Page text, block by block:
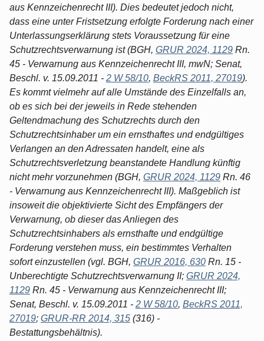
aus Kennzeichenrecht III). Dies bedeutet jedoch nicht,
dass eine unter Fristsetzung erfolgte Forderung nach einer
Unterlassungserklärung stets Voraussetzung für eine
Schutzrechtsverwarnung ist (BGH, GRUR 2024, 1129 Rn.
45 - Verwarnung aus Kennzeichenrecht III, mwN; Senat,
Beschl. v. 15.09.2011 - 2 W 58/10, BeckRS 2011, 27019).
Es kommt vielmehr auf alle Umstände des Einzelfalls an,
ob es sich bei der jeweils in Rede stehenden
Geltendmachung des Schutzrechts durch den
Schutzrechtsinhaber um ein ernsthaftes und endgültiges
Verlangen an den Adressaten handelt, eine als
Schutzrechtsverletzung beanstandete Handlung künftig
nicht mehr vorzunehmen (BGH, GRUR 2024, 1129 Rn. 46
- Verwarnung aus Kennzeichenrecht III). Maßgeblich ist
insoweit die objektivierte Sicht des Empfängers der
Verwarnung, ob dieser das Anliegen des
Schutzrechtsinhabers als ernsthafte und endgültige
Forderung verstehen muss, ein bestimmtes Verhalten
sofort einzustellen (vgl. BGH, GRUR 2016, 630 Rn. 15 -
Unberechtigte Schutzrechtsverwarnung II; GRUR 2024,
1129 Rn. 45 - Verwarnung aus Kennzeichenrecht III;
Senat, Beschl. v. 15.09.2011 - 2 W 58/10, BeckRS 2011,
27019; GRUR-RR 2014, 315 (316) -
Bestattungsbehältnis).